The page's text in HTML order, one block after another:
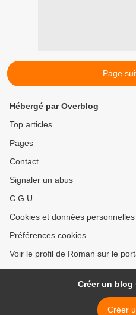
Page
Hébergé par Overblog
Top articles
Pages
Contact
Signaler un abus
C.G.U.
Cookies et données personnelles
Préférences cookies
Voir le profil de Roman sur le
Créer un blog
Créer